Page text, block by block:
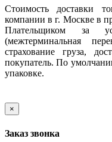
Стоимость доставки
компании в г. Москве в
Плательщиком за
(межтерминальная
страхование груза,
покупатель. По
упаковке.
×
Заказ звонка